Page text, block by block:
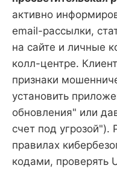
активно
email-рассылки,
на сайте и личные
колл-центре.
признаки
установить
обновления" или
счет под
правилах
кодами, проверять